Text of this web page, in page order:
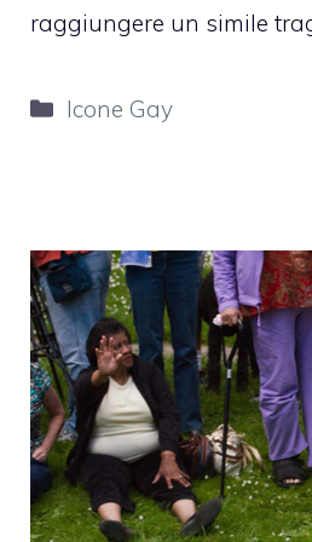
raggiungere un simile
Categorie
Icone Gay